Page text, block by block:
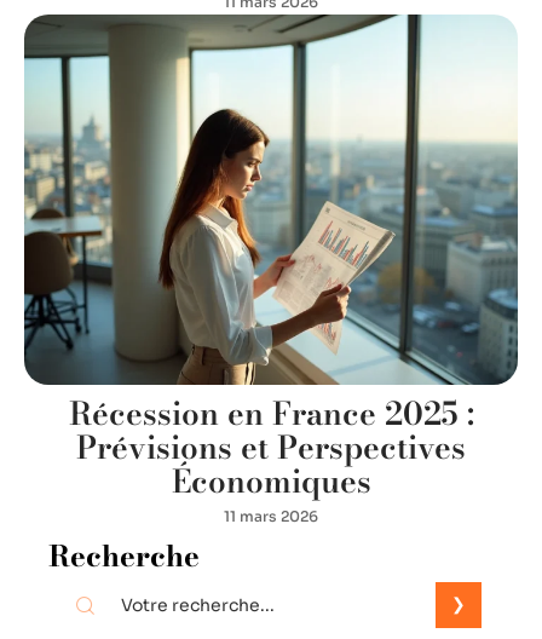
Récession en France 2025 :
Prévisions et Perspectives
Économiques
11 mars 2026
Recherche